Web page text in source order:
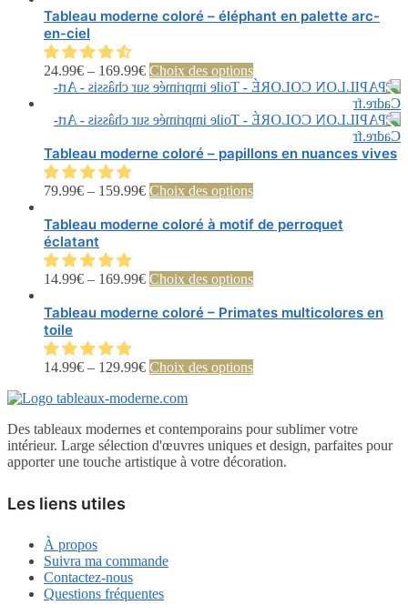
Tableau moderne coloré – éléphant en palette arc-
en-ciel
24.99€ – 169.99€ Choix des optionsCe
produit
plusieurs
Les
peuvent
être
choisies
sur
du
Tableau moderne coloré – papillons en nuances vives
79.99€ – 159.99€ Choix des optionsCe
a
Les
options
peuvent
être
la
Tableau moderne coloré à motif de perroquet
éclatant
14.99€ – 169.99€ Choix des optionsCe
a
Les
options
choisies
sur
la
Tableau moderne coloré – Primates multicolores en
toile
14.99€ – 129.99€ Choix des optionsCe
variations.
Les
options
Des tableaux modernes et contemporains pour sublimer votre
intérieur. Large sélection d'œuvres uniques et design, parfaites pour
apporter une touche artistique à votre décoration.
Les liens utiles
À propos
Suivra ma commande
Contactez-nous
Questions fréquentes